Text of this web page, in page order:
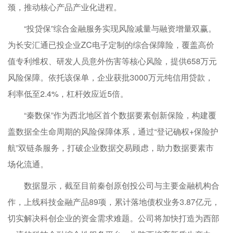
颈，推动核心产品产业化进程。
“投贷保”综合金融服务实现风险减量与融资增量双赢。
为长安汇通已投企业ZC电子定制的综合保障险，覆盖高价
值专利维权、研发人员意外伤害等核心风险，提供658万元
风险保障。依托该保单，企业获批3000万元纯信用贷款，
利率低至2.4%，杠杆效应近5倍。
“秦数保”作为西北地区首个数据要素创新保险，构建覆
盖数据全生命周期的风险保障体系，通过“登记确权+保险护
航”双链条服务，打破企业数据交易顾虑，助力数据要素市
场化流通。
数据显示，截至目前秦创原创投公司与主要金融机构合
作，上线科技金融产品89项，累计落地债权业务3.87亿元，
切实解决科创企业的资金需求难题。公司将加快打造为西部